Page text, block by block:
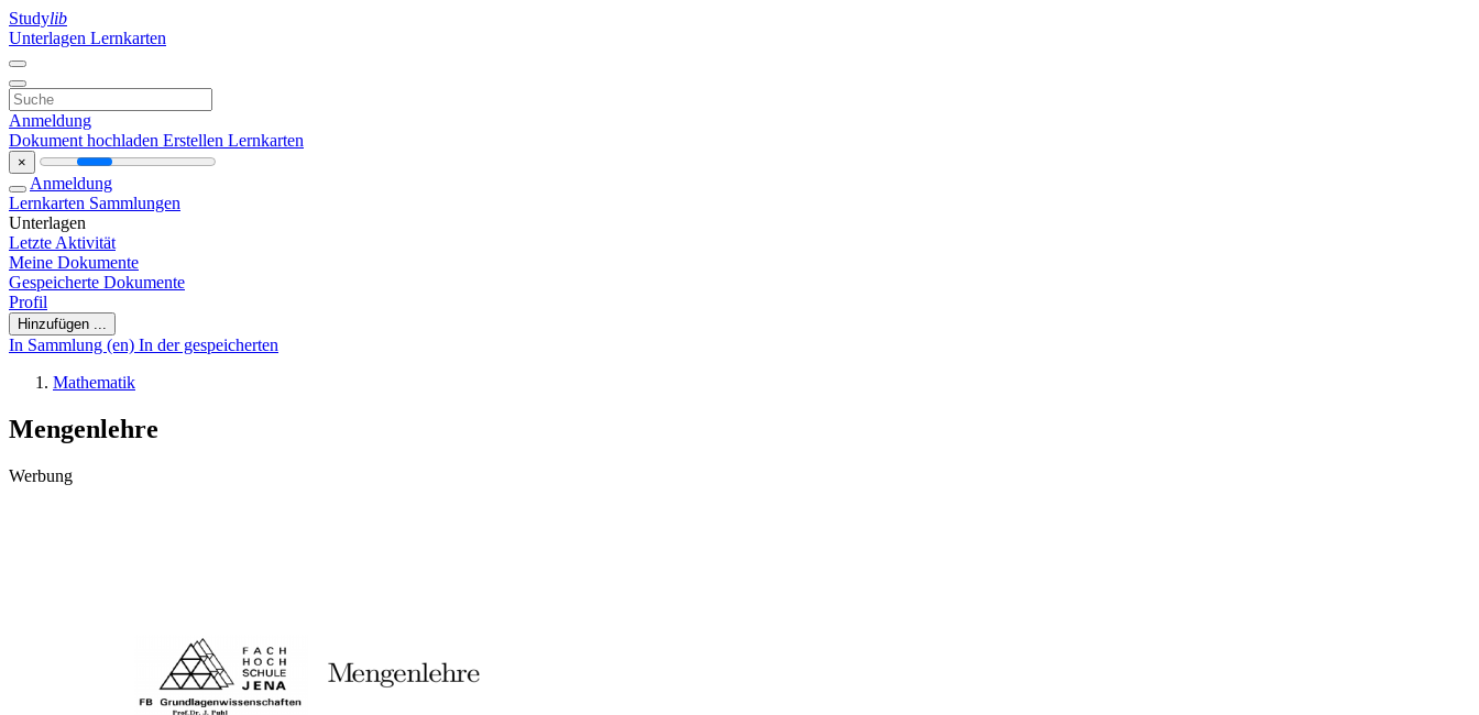
Studylib
Unterlagen Lernkarten
Anmeldung
Dokument hochladen Erstellen Lernkarten
×
Anmeldung
Lernkarten Sammlungen
Unterlagen
Letzte Aktivität
Meine Dokumente
Gespeicherte Dokumente
Profil
Hinzufügen ...
In Sammlung (en) In der gespeicherten
Mathematik
Mengenlehre
Werbung